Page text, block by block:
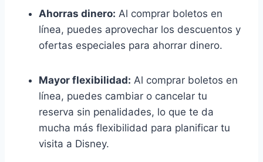
Ahorras dinero: Al comprar boletos en
línea, puedes aprovechar los descuentos y
ofertas especiales para ahorrar dinero.
Mayor flexibilidad: Al comprar boletos en
línea, puedes cambiar o cancelar tu
reserva sin penalidades, lo que te da
mucha más flexibilidad para planificar tu
visita a Disney.